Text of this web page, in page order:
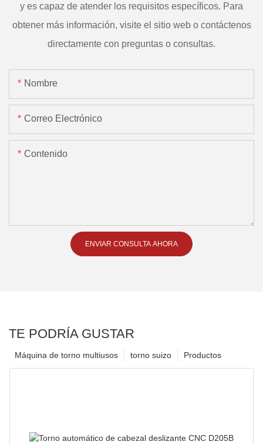
y es capaz de atender los requisitos específicos. Para
obtener más información, visite el sitio web o contáctenos
directamente con preguntas o consultas.
Nombre
Correo Electrónico
Contenido
ENVIAR CONSULTA AHORA
TE PODRÍA GUSTAR
Productos
torno suizo
Máquina de torno multiusos